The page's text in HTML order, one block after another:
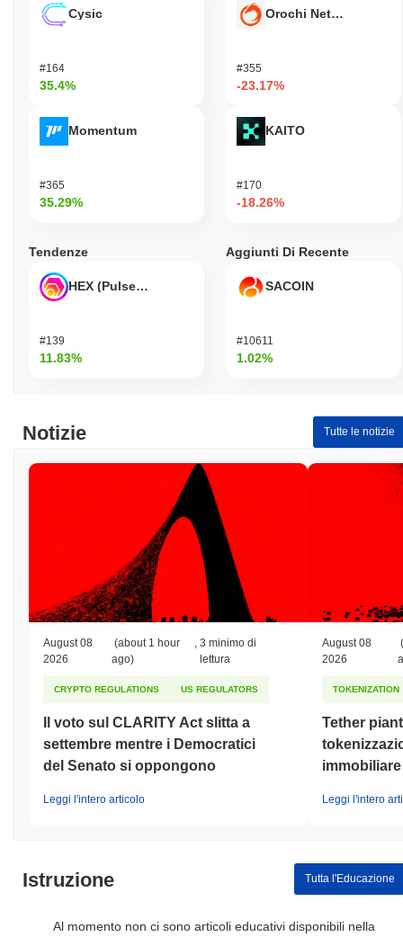
Cysic
#164
35.4%
Momentum
#365
35.29%
Orochi Network
#355
-23.17%
KAITO
#170
-18.26%
Tendenze
HEX (Pulsechain)
#139
11.83%
Aggiunti Di Recente
SACOIN
#10611
1.02%
Notizie Tutte le notizie
August 08
2026
(about 1 hour
ago)
3 minimo di
lettura
CRYPTO REGULATIONS US REGULATORS
Il voto sul CLARITY Act slitta a
settembre mentre i Democratici
del Senato si oppongono
Leggi l'intero articolo
August 08
2026
TOKENIZATION
Tether
Leggi l'intero
Istruzione Tutta l'Educazione
Al momento non ci sono articoli educativi disponibili nella